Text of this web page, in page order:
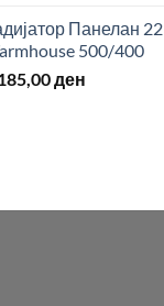
Панелан 22
500/400
ден